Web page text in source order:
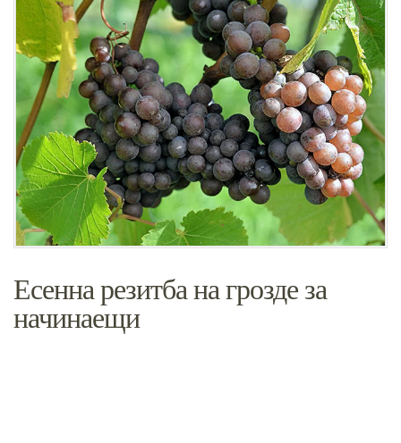
Есенна резитба на грозде за
начинаещи